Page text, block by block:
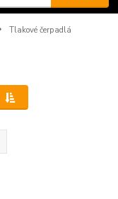
Tlakové čerpadlá